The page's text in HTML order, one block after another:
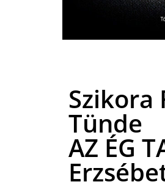
Szikora
Tünde
AZ ÉG